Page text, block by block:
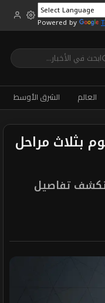
Powered by
العالم الشرق الأوسط
بثلاث مراحل
تكشف تفاصيل